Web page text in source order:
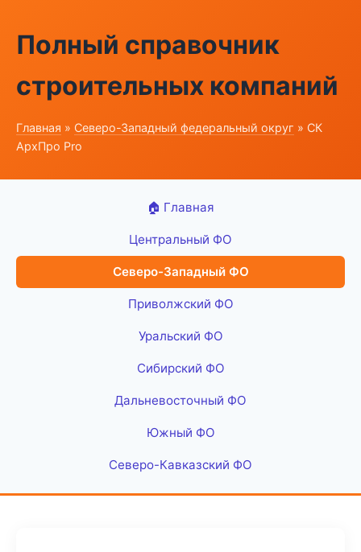
Полный справочник
строительных компаний
Главная » Северо-Западный федеральный округ » СК
АрхПро Pro
🏠 Главная
Центральный ФО
Северо-Западный ФО
Приволжский ФО
Уральский ФО
Сибирский ФО
Дальневосточный ФО
Южный ФО
Северо-Кавказский ФО